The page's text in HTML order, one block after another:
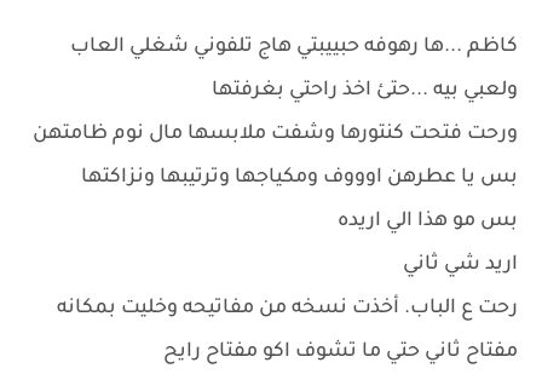
كاظم ...ها رهوفه حبييبتي هاج تلفوني شغلي العاب
ولعبي بيه ...حتئ اخذ راحتي بغرفتها
ورحت فتحت كنتورها وشفت ملابسها مال نوم ظامتهن
بس يا عطرهن اوووف ومكياجها وترتيبها ونزاكتها
بس مو هذا الي اريده
اريد شي ثاني
رحت ع الباب. أخذت نسخه من مفاتيحه وخليت بمكانه
مفتاح ثاني حتي ما تشوف اكو مفتاح رايح